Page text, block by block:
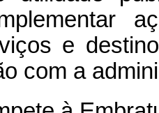
e
com a